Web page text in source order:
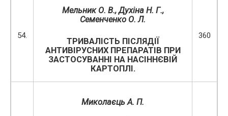
54.
Мельник О. В., Духіна Н. Г.,
Семенченко О. Л.
ТРИВАЛІСТЬ ПІСЛЯДІЇ
АНТИВІРУСНИХ ПРЕПАРАТІВ ПРИ
ЗАСТОСУВАННІ НА НАСІННЄВІЙ
КАРТОПЛІ.
360
Миколаєць А. П.